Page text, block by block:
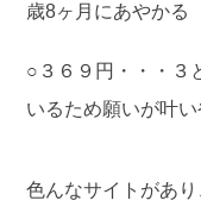
歳8ヶ月にあやかる
○３６９円・・・３
いるため願いが叶
色んなサイトがあり